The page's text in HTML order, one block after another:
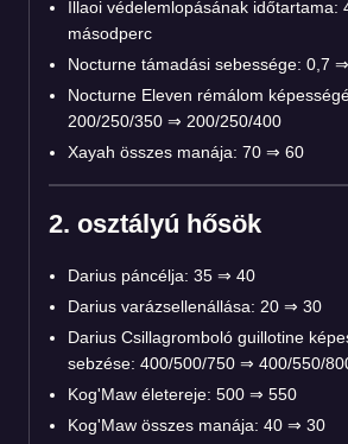
Illaoi védelemlopásának
másodperc
Nocturne támadási sebessége: 0,7
Nocturne Eleven rémálom
200/250/350 ⇒ 200/250/400
Xayah összes manája: 70 ⇒ 60
2. osztályú hősök
Darius páncélja: 35 ⇒ 40
Darius varázsellenállása: 20 ⇒ 30
Darius Csillagromboló guillotine
sebzése: 400/500/750 ⇒ 400/550/
Kog'Maw életereje: 500 ⇒ 550
Kog'Maw összes manája: 40 ⇒ 30